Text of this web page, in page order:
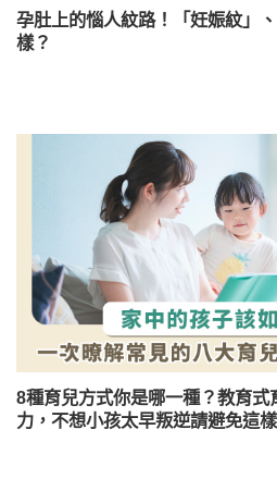
孕肚上的惱人紋路！「妊娠紋」
樣？
8種育兒方式你是哪一種？教育式
力，不想小孩太早叛逆請避免這